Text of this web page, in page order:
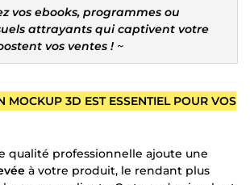
vos ebooks, programmes ou
attrayants qui captivent votre
vos ventes ! ~
MOCKUP 3D EST ESSENTIEL POUR VOS
qualité professionnelle ajoute une
à votre produit, le rendant plus